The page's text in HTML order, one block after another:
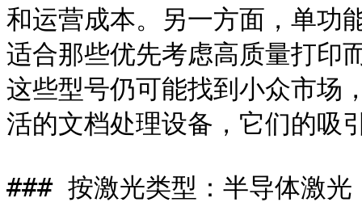
和运营成本。另一方面，单功
适合那些优先考虑高质量打印
这些型号仍可能找到小众市场
活的文档处理设备，它们的吸
### 按激光类型：半导体激光